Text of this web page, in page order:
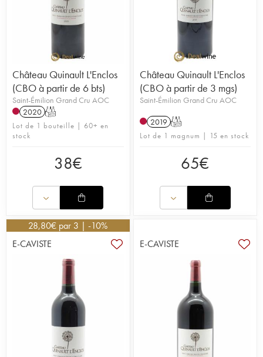
Château Quinault L'Enclos
(CBO à partir de 6 bts)
Saint-Émilion Grand Cru AOC
2020 T
Lot de 1 bouteille | 60+ en
stock
38€
Château Quinault L'Enclos
(CBO à partir de 3 mgs)
Saint-Émilion Grand Cru AOC
2019 T
Lot de 1 magnum | 15 en stock
65€
28,80€ par 3 | -10%
E-CAVISTE
E-CAVISTE